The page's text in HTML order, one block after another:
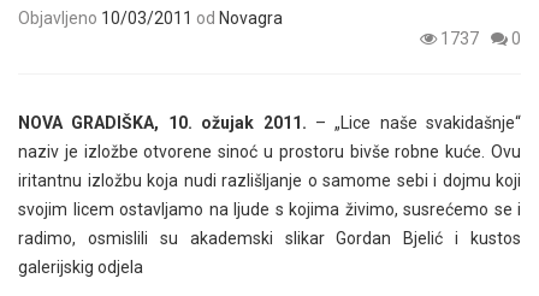
Objavljeno 10/03/2011 od Novagra
1737
0
NOVA GRADIŠKA, 10. ožujak 2011. – „Lice naše svakidašnje“
naziv je izložbe otvorene sinoć u prostoru bivše robne kuće. Ovu
iritantnu izložbu koja nudi razlišljanje o samome sebi i dojmu koji
svojim licem ostavljamo na ljude s kojima živimo, susrećemo se i
radimo, osmislili su akademski slikar Gordan Bjelić i kustos
galerijskig odjela